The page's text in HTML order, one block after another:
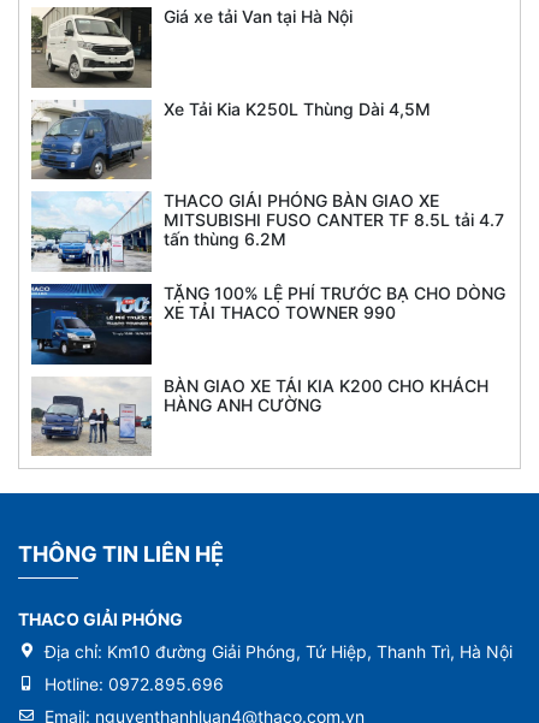
Giá xe tải Van tại Hà Nội
Xe Tải Kia K250L Thùng Dài 4,5M
THACO GIẢI PHÓNG BÀN GIAO XE
MITSUBISHI FUSO CANTER TF 8.5L tải 4.7
tấn thùng 6.2M
TẶNG 100% LỆ PHÍ TRƯỚC BẠ CHO DÒNG
XE TẢI THACO TOWNER 990
BÀN GIAO XE TẢI KIA K200 CHO KHÁCH
HÀNG ANH CƯỜNG
THÔNG TIN LIÊN HỆ
THACO GIẢI PHÓNG
Địa chỉ: Km10 đường Giải Phóng, Tứ Hiệp, Thanh Trì, Hà Nội
Hotline: 0972.895.696
Email: nguyenthanhluan4@thaco.com.vn